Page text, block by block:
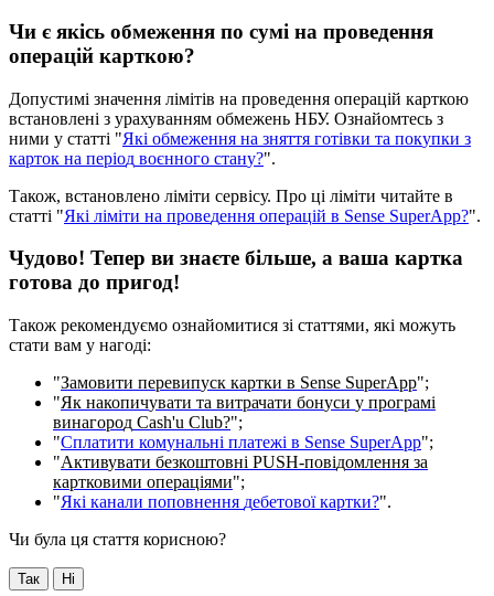
Чи є якісь обмеження по сумі на проведення
операцій карткою?
Допустимі значення лімітів на проведення операцій карткою
встановлені з урахуванням обмежень НБУ. Ознайомтесь з
ними у статті "Які обмеження на зняття готівки та покупки з
карток на період воєнного стану?".
Також, встановлено ліміти сервісу. Про ці ліміти читайте в
статті "Які ліміти на проведення операцій в Sense SuperApp?".
Чудово! Тепер ви знаєте більше, а ваша картка
готова до пригод!
Також рекомендуємо ознайомитися зі статтями, які можуть
стати вам у нагоді:
"Замовити перевипуск картки в Sense SuperApp";
"Як накопичувати та витрачати бонуси у програмі
винагород Cash'u Club?";
"Сплатити комунальні платежі в Sense SuperApp";
"Активувати безкоштовні PUSH-повідомлення за
картковими операціями";
"Які канали поповнення дебетової картки?".
Чи була ця стаття корисною?
Так Ні